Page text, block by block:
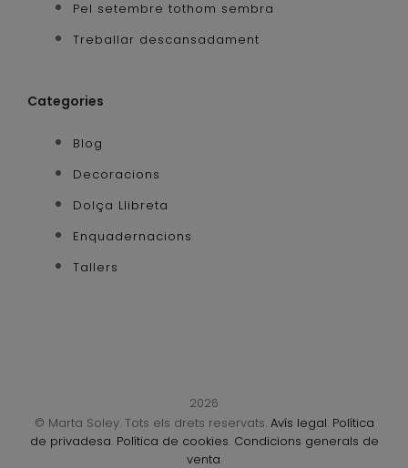
Pel setembre tothom sembra
Treballar descansadament
Categories
Blog
Decoracions
Dolça Llibreta
Enquadernacions
Tallers
2026
© Marta Soley. Tots els drets reservats. Avís legal. Política
de privadesa. Política de cookies. Condicions generals de
venta.